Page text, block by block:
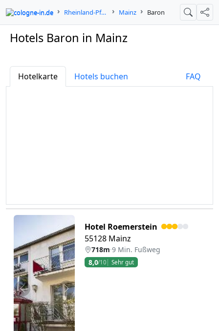
cologne-in.de Rheinland-Pfalz Mainz Baron Suche
Hotels Baron in Mainz
Hotelkarte Hotels buchen FAQ
Zurück Weiter
Hotel Roemerstein
55128 Mainz
718m·9 Min. Fußweg
8,0/10 Sehr gut